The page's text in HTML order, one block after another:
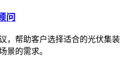
问
，帮助客户选择适合的光伏集装
景的需求。